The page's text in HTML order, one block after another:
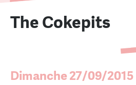
The Cokepits
Dimanche 27/09/2015